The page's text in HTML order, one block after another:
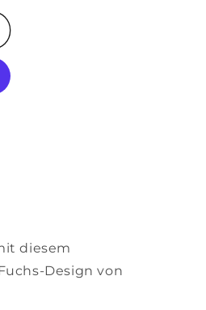
diesem
Design von